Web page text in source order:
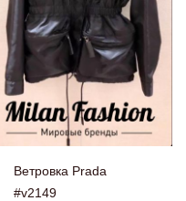
Ветровка Prada
#v2149